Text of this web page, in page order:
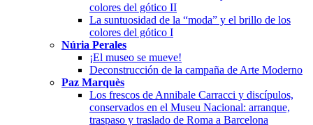
colores del gótico II
La suntuosidad de la “moda” y el brillo de los
colores del gótico I
Núria Perales
¡El museo se mueve!
Deconstrucción de la campaña de Arte Moderno
Paz Marquès
Los frescos de Annibale Carracci y discípulos,
conservados en el Museu Nacional: arranque,
traspaso y traslado de Roma a Barcelona